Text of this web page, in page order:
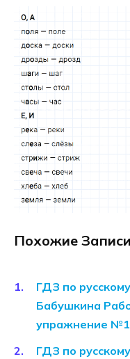
Похожие
ГДЗ по
Бабушкина
упражнение №1
ГДЗ по